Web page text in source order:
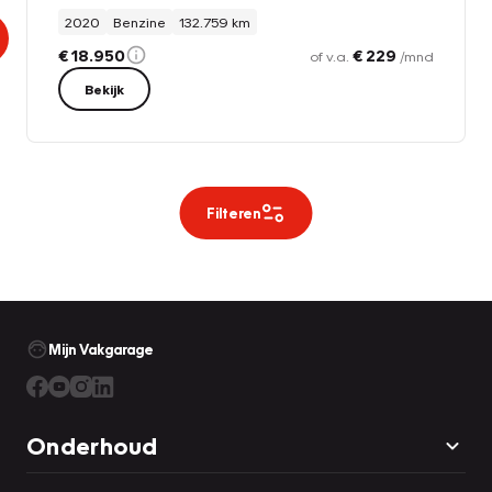
2020
Benzine 132.759 km
€ 18.950 of v.a. € 229 /mnd
Bekijk
Filteren
Mijn Vakgarage
Onderhoud